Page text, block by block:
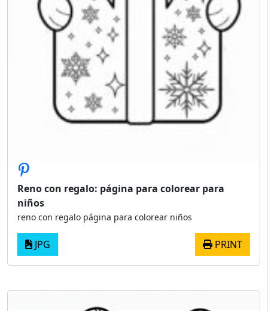
Reno con regalo: página para colorear para
niños
reno con regalo página para colorear niños
JPG PRINT